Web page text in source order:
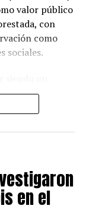
valor público
con
como
sociales.
y a tal fin
bajo la
Susbielles.
la extracción
en el